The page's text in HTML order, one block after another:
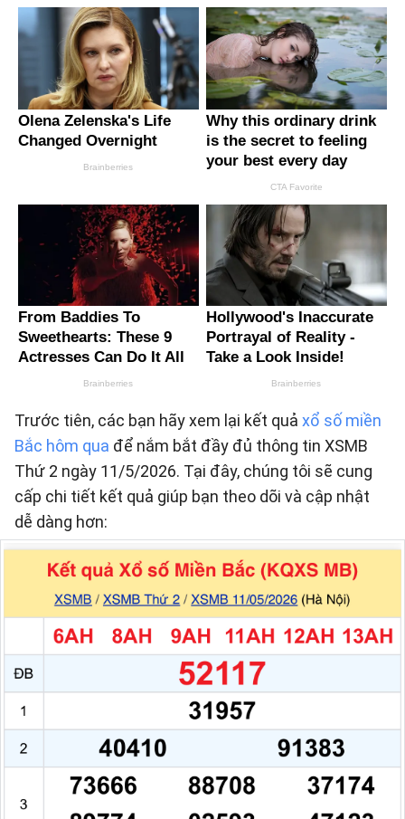
Trước tiên, các bạn hãy xem lại kết quả xổ số miền
Bắc hôm qua để nắm bắt đầy đủ thông tin XSMB
Thứ 2 ngày 11/5/2026. Tại đây, chúng tôi sẽ cung
cấp chi tiết kết quả giúp bạn theo dõi và cập nhật
dễ dàng hơn: